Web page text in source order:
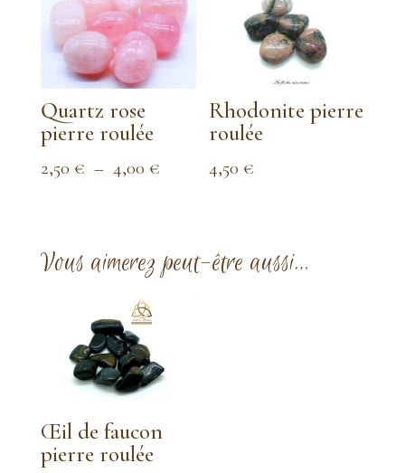
Quartz rose
pierre roulée
2,50 € – 4,00 €Plage
à
4,00 €
Rhodonite pierre
roulée
4,50€
Vous aimerez peut-être aussi…
Œil de faucon
pierre roulée